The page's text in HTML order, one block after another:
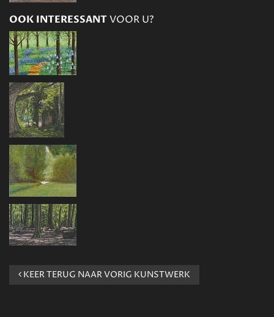
OOK INTERESSANTVOOR U?
KEER TERUG NAAR VORIG KUNSTWERK